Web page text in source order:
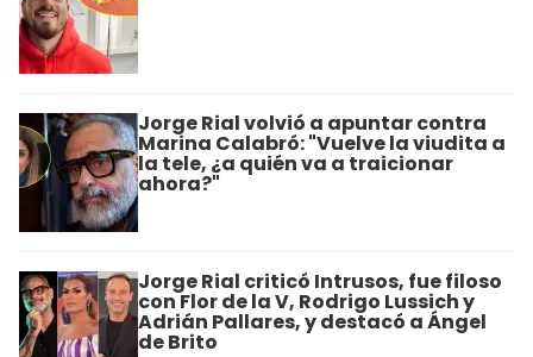
Jorge Rial volvió a apuntar contra
Marina Calabró: "Vuelve la viudita a
la tele, ¿a quién va a traicionar
ahora?"
Jorge Rial criticó Intrusos, fue filoso
con Flor de la V, Rodrigo Lussich y
Adrián Pallares, y destacó a Ángel
de Brito